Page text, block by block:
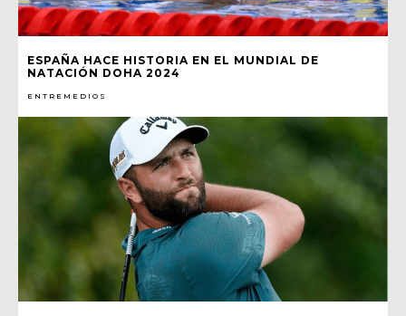
ESPAÑA HACE HISTORIA EN EL MUNDIAL DE
NATACIÓN DOHA 2024
ENTREMEDIOS